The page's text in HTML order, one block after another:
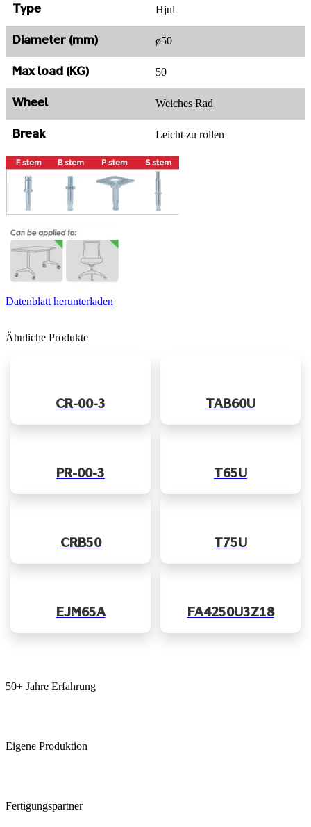
Type Hjul
Diameter (mm) ø50
Max load (KG) 50
Wheel Weiches Rad
Break Leicht zu rollen
Datenblatt herunterladen
Ähnliche Produkte
CR-00-3 TAB60U
PR-00-3 T65U
CRB50 T75U
EJM65A FA4250U3Z18
50+ Jahre Erfahrung
Eigene Produktion
Fertigungspartner